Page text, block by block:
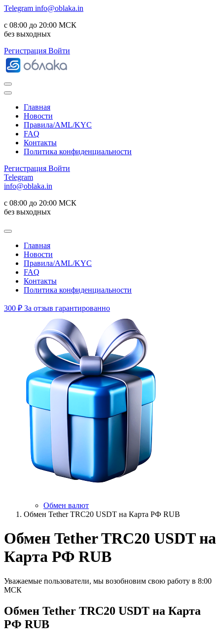
Telegram info@oblaka.in
с 08:00 до 20:00 МСК
без выходных
Регистрация Войти
Главная
Новости
Правила/AML/KYC
FAQ
Контакты
Политика конфиденциальности
Регистрация Войти
Telegram
info@oblaka.in
с 08:00 до 20:00 МСК
без выходных
Главная
Новости
Правила/AML/KYC
FAQ
Контакты
Политика конфиденциальности
300 ₽ За отзыв гарантированно
Обмен валют
Обмен Tether TRC20 USDT на Карта РФ RUB
Обмен Tether TRC20 USDT на
Карта РФ RUB
Уважаемые пользователи, мы возобновим свою работу в 8:00
МСК
Обмен Tether TRC20 USDT на Карта
РФ RUB